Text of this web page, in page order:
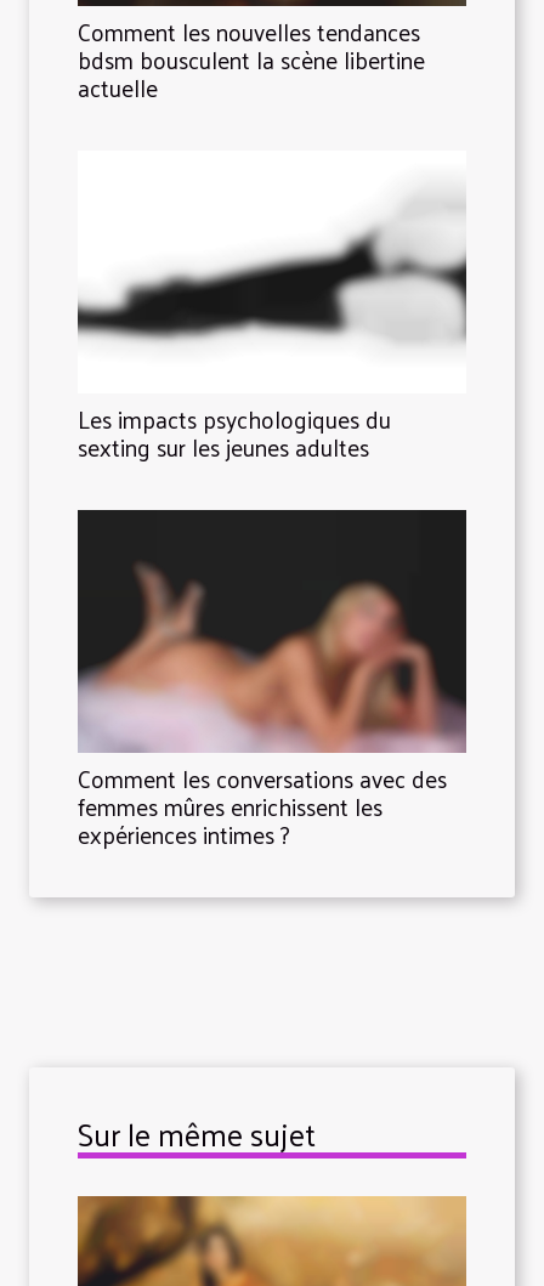
Comment les nouvelles tendances
bdsm bousculent la scène libertine
actuelle
Les impacts psychologiques du
sexting sur les jeunes adultes
Comment les conversations avec des
femmes mûres enrichissent les
expériences intimes ?
Sur le même sujet